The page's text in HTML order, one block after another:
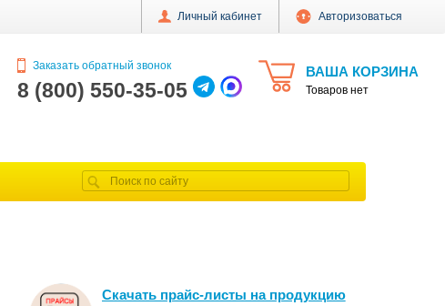
Личный кабинет Авторизоваться
ВАША КОРЗИНА
Товаров нет
Заказать обратный звонок
8 (800) 550-35-05
Скачать прайс-листы на продукцию